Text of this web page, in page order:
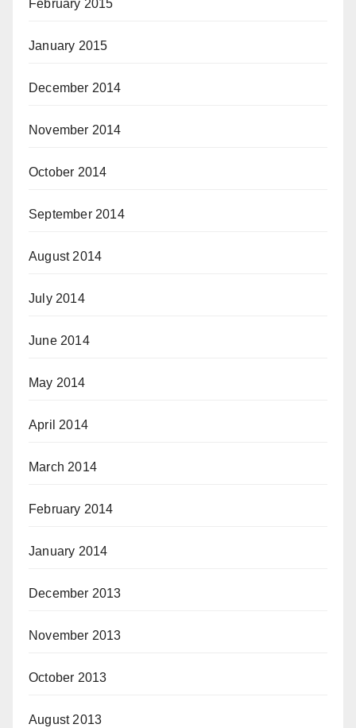
February 2015
January 2015
December 2014
November 2014
October 2014
September 2014
August 2014
July 2014
June 2014
May 2014
April 2014
March 2014
February 2014
January 2014
December 2013
November 2013
October 2013
August 2013